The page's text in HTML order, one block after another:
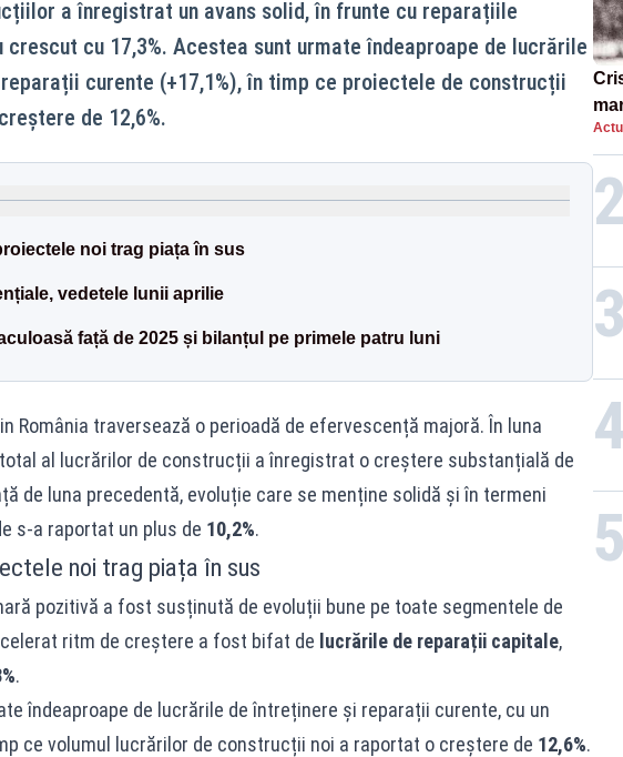
a înregistrat un avans solid, în frunte cu reparațiile
cu 17,3%. Acestea sunt urmate îndeaproape de lucrările
curente (+17,1%), în timp ce proiectele de construcții
de 12,6%.
noi trag piața în sus
vedetele lunii aprilie
față de 2025 și bilanțul pe primele patru luni
România traversează o perioadă de efervescență majoră. În luna
al lucrărilor de construcții a înregistrat o creștere substanțială de
de luna precedentă, evoluție care se menține solidă și în termeni
s-a raportat un plus de 10,2%.
noi trag piața în sus
pozitivă a fost susținută de evoluții bune pe toate segmentele de
ritm de creștere a fost bifat de lucrările de reparații capitale,
.
îndeaproape de lucrările de întreținere și reparații curente, cu un
ce volumul lucrărilor de construcții noi a raportat o creștere de 12,6%.
„O
2
3
4
5